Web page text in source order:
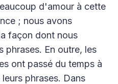
d'amour à cette
; nous avons
façon dont nous
phrases. En outre, les
ont passé du temps à
phrases. Dans